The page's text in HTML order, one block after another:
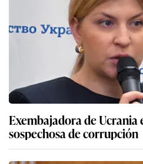
Exembajadora de Ucrania
sospechosa de corrupción